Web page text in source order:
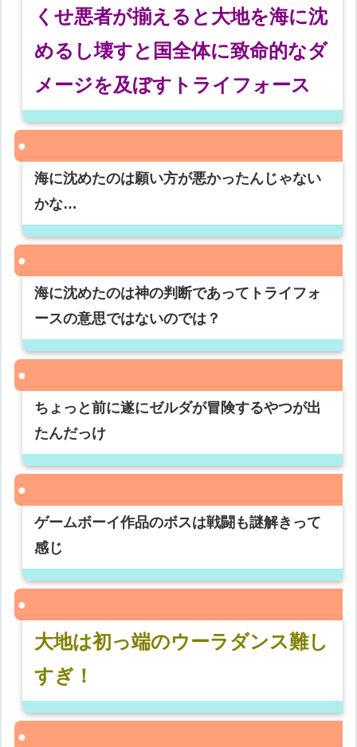
くせ悪者が揃えると大地を海に沈
めるし壊すと国全体に致命的なダ
メージを及ぼすトライフォース
海に沈めたのは願い方が悪かったんじゃない
かな…
海に沈めたのは神の判断であってトライフォ
ースの意思ではないのでは？
ちょっと前に遂にゼルダが冒険するやつが出
たんだっけ
ゲームボーイ作品のボスは戦闘も謎解きって
感じ
大地は初っ端のウーラダンス難し
すぎ！